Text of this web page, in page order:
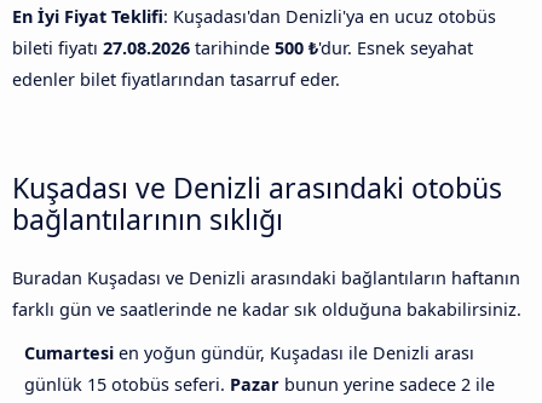
En İyi Fiyat Teklifi: Kuşadası'dan Denizli'ya en ucuz otobüs
bileti fiyatı 27.08.2026 tarihinde 500 ₺'dur. Esnek seyahat
edenler bilet fiyatlarından tasarruf eder.
Kuşadası ve Denizli arasındaki otobüs
bağlantılarının sıklığı
Buradan Kuşadası ve Denizli arasındaki bağlantıların haftanın
farklı gün ve saatlerinde ne kadar sık olduğuna bakabilirsiniz.
Cumartesi en yoğun gündür, Kuşadası ile Denizli arası
günlük 15 otobüs seferi. Pazar bunun yerine sadece 2 ile